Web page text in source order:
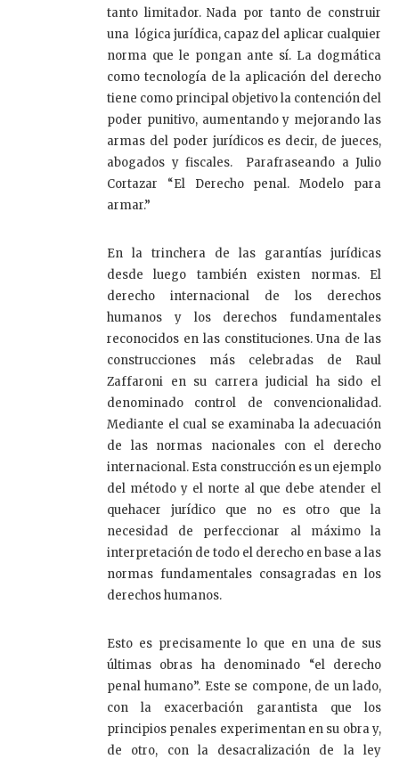
tanto limitador. Nada por tanto de construir
una lógica jurídica, capaz del aplicar cualquier
norma que le pongan ante sí. La dogmática
como tecnología de la aplicación del derecho
tiene como principal objetivo la contención del
poder punitivo, aumentando y mejorando las
armas del poder jurídicos es decir, de jueces,
abogados y fiscales. Parafraseando a Julio
Cortazar “El Derecho penal. Modelo para
armar.”
En la trinchera de las garantías jurídicas
desde luego también existen normas. El
derecho internacional de los derechos
humanos y los derechos fundamentales
reconocidos en las constituciones. Una de las
construcciones más celebradas de Raul
Zaffaroni en su carrera judicial ha sido el
denominado control de convencionalidad.
Mediante el cual se examinaba la adecuación
de las normas nacionales con el derecho
internacional. Esta construcción es un ejemplo
del método y el norte al que debe atender el
quehacer jurídico que no es otro que la
necesidad de perfeccionar al máximo la
interpretación de todo el derecho en base a las
normas fundamentales consagradas en los
derechos humanos.
Esto es precisamente lo que en una de sus
últimas obras ha denominado “el derecho
penal humano”. Este se compone, de un lado,
con la exacerbación garantista que los
principios penales experimentan en su obra y,
de otro, con la desacralización de la ley